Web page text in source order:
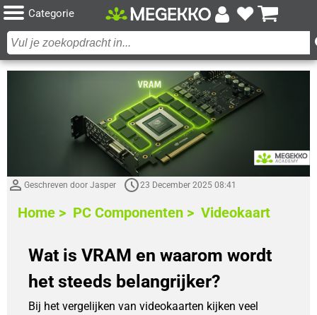
Categorie
Geschreven door Jasper 23 December 2025 08:41
Home > PC Componenten > Videokaart
Bij het vergelijken van videokaarten kijken veel
Wat is VRAM en waarom wordt
het steeds belangrijker?